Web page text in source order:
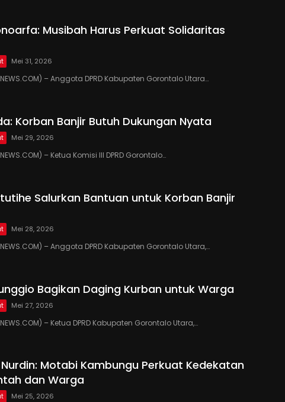
Musibah Harus Perkuat Solidaritas
Mei 31, 2026
– Anggota DPRD Kabupaten Gorontalo Utara…
Korban Banjir Butuh Dukungan Nyata
Mei 29, 2026
– Ketua Komisi III DPRD Gorontalo…
Salurkan Bantuan untuk Korban Banjir
Mei 28, 2026
– Anggota DPRD Kabupaten Gorontalo Utara,…
Bagikan Daging Kurban untuk Warga
Mei 27, 2026
– Ketua DPRD Kabupaten Gorontalo Utara,…
Motabi Kambungu Perkuat Kedekatan
dan Warga
Mei 25, 2026